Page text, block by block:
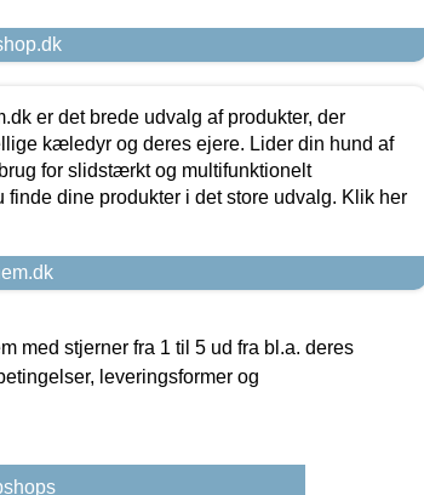
er det brede udvalg af produkter, der
kæledyr og deres ejere. Lider din hund af
for slidstærkt og multifunktionelt
finde dine produkter i det store udvalg. Klik her
med stjerner fra 1 til 5 ud fra bl.a. deres
leveringsformer og